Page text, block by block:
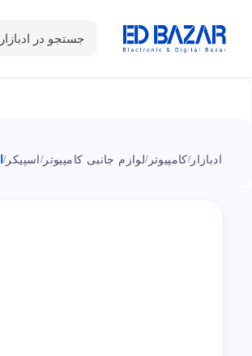
جستجو در ادبازار
دسته بندی محصولات
ادبازار /کامپیوتر /لوازم جانبی کامپیوتر /اسپیکر /